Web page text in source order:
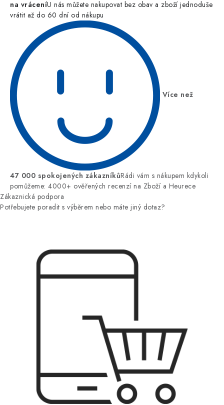
na vráceníU nás můžete nakupovat bez obav a zboží jednoduše
vrátit až do 60 dní od nákupu
Více než
47 000 spokojených zákazníkůRádi vám s nákupem kdykoli
pomůžeme: 4000+ ověřených recenzí na Zboží a Heurece
Zákaznická podpora
Potřebujete poradit s výběrem nebo máte jiný dotaz?